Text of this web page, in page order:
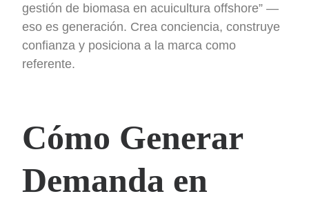
gestión de biomasa en acuicultura offshore” —
eso es generación. Crea conciencia, construye
confianza y posiciona a la marca como
referente.
Cómo Generar
Demanda en